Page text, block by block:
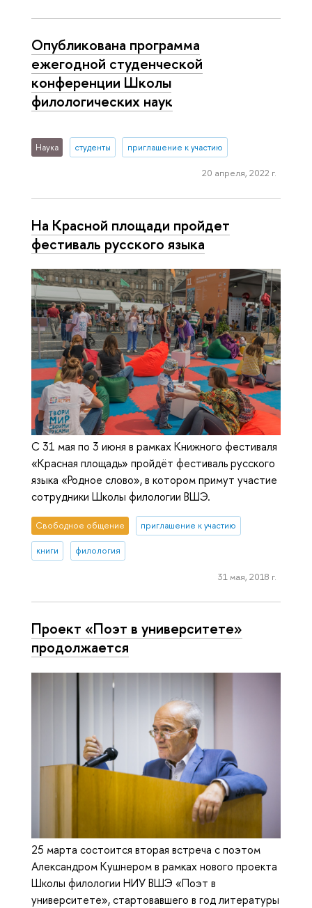
Опубликована программа
ежегодной студенческой
конференции Школы
филологических наук
Наука студенты приглашение к участию
20 апреля, 2022 г.
На Красной площади пройдет
фестиваль русского языка
С 31 мая по 3 июня в рамках Книжного фестиваля
«Красная площадь» пройдёт фестиваль русского
языка «Родное слово», в котором примут участие
сотрудники Школы филологии ВШЭ.
Свободное общение приглашение к участию
книги филология
31 мая, 2018 г.
Проект «Поэт в университете»
продолжается
25 марта состоится вторая встреча с поэтом
Александром Кушнером в рамках нового проекта
Школы филологии НИУ ВШЭ «Поэт в
университете», стартовавшего в год литературы